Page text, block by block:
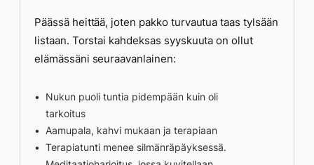
Päässä heittää, joten pakko turvautua taas tylsään
listaan. Torstai kahdeksas syyskuuta on ollut
elämässäni seuraavanlainen:
Nukun puoli tuntia pidempään kuin oli
tarkoitus
Aamupala, kahvi mukaan ja terapiaan
Terapiatunti menee silmänräpäyksessä.